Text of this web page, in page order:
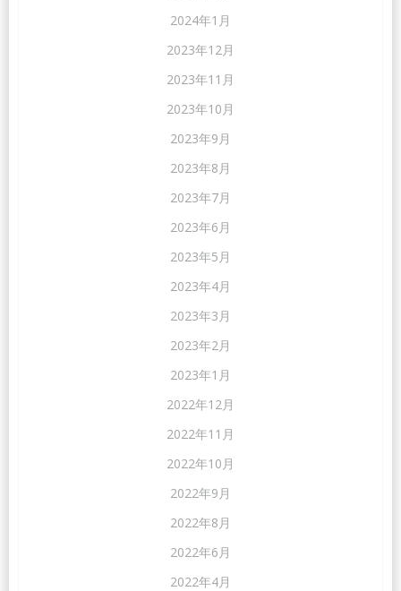
2024年1月
2023年12月
2023年11月
2023年10月
2023年9月
2023年8月
2023年7月
2023年6月
2023年5月
2023年4月
2023年3月
2023年2月
2023年1月
2022年12月
2022年11月
2022年10月
2022年9月
2022年8月
2022年6月
2022年4月